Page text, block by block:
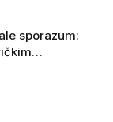
sporazum: